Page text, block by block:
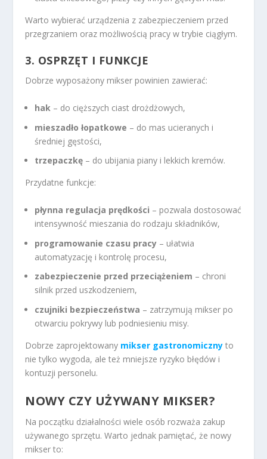
Warto wybierać urządzenia z zabezpieczeniem przed
przegrzaniem oraz możliwością pracy w trybie ciągłym.
3. OSPRZĘT I FUNKCJE
Dobrze wyposażony mikser powinien zawierać:
hak – do cięższych ciast drożdżowych,
mieszadło łopatkowe – do mas ucieranych i
średniej gęstości,
trzepaczkę – do ubijania piany i lekkich kremów.
Przydatne funkcje:
płynna regulacja prędkości – pozwala dostosować
intensywność mieszania do rodzaju składników,
programowanie czasu pracy – ułatwia
automatyzację i kontrolę procesu,
zabezpieczenie przed przeciążeniem – chroni
silnik przed uszkodzeniem,
czujniki bezpieczeństwa – zatrzymują mikser po
otwarciu pokrywy lub podniesieniu misy.
Dobrze zaprojektowany mikser gastronomiczny to
nie tylko wygoda, ale też mniejsze ryzyko błędów i
kontuzji personelu.
NOWY CZY UŻYWANY MIKSER?
Na początku działalności wiele osób rozważa zakup
używanego sprzętu. Warto jednak pamiętać, że nowy
mikser to: